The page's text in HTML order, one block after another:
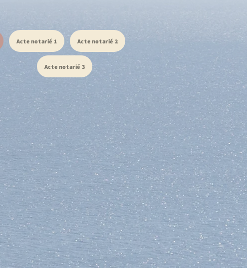
Acte notarié 1 Acte notarié 2
Acte notarié 3